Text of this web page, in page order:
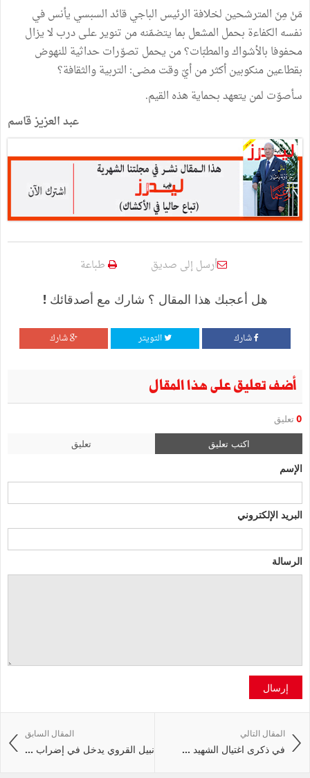
مَنْ مِنَ المترشحين لخلافة الرئيس الباجي قائد السبسي يأنس في
نفسه الكفاءة بحمل المشعل بما يتضمّنه من تنوير علـى درب لا يزال
محفوفا بالأشواك والمطبّات؟ من يحمل تصوّرات حداثية للنهوض
بقطاعين منكوبين أكثر من أيّ وقت مضى: التربية والثقافة؟
سأصوّت لمن يتعهد بحماية هذه القيم.
عبد العزيز قاسم
أرسل إلى صديق طباعة
هل أعجبك هذا المقال ؟ شارك مع أصدقائك !
شارك التويتر شارك
أضف تعليق على هذا المقال
0 تعليق
اكتب تعليق تعليق
الإسم
البريد الإلكتروني
الرسالة
إرسال
المقال السابق
نبيل القروي يدخل في إضراب ...
المقال التالي
في ذكرى اغتيال الشهيد ...